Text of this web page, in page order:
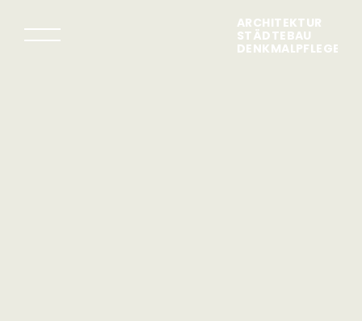
ARCHITEKTUR
STÄDTEBAU
DENKMALPFLEGE